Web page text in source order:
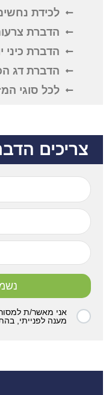
לכידת
הדברת
הדברת כיני
הדברת דג
לכל סוגי
צריכים
אני מאשר/ת
מענה לפנייתי,